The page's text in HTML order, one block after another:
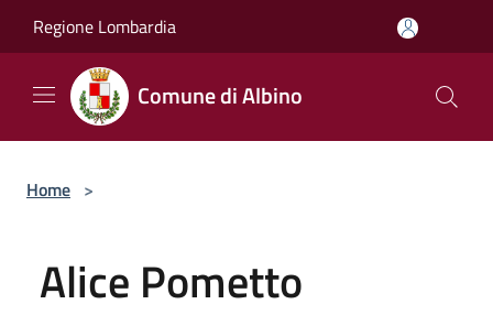
Regione Lombardia
Comune di Albino
Home >
Alice Pometto